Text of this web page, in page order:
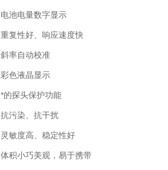
电池电量数字显示
重复性好、响应速度快
斜率自动校准
彩色液晶显示
*的探头保护功能
抗污染、抗干扰
灵敏度高、稳定性好
体积小巧美观，易于携带